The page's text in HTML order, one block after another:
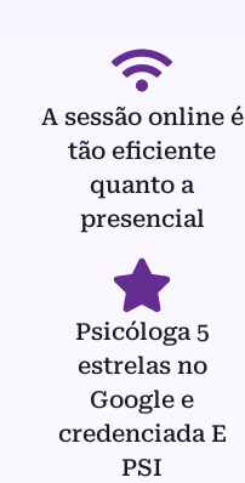
A sessão online é
tão eficiente
quanto a
presencial
Psicóloga 5
estrelas no
Google e
credenciada E
PSI